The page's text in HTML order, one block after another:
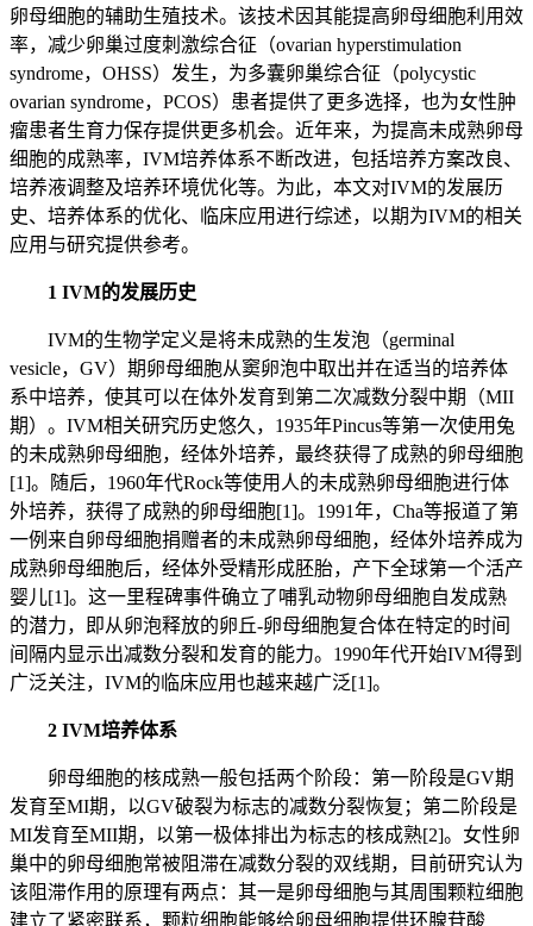
卵母细胞的辅助生殖技术。该技术因其能提高卵母细胞利用效
率，减少卵巢过度刺激综合征（ovarian hyperstimulation
syndrome，OHSS）发生，为多囊卵巢综合征（polycystic
ovarian syndrome，PCOS）患者提供了更多选择，也为女性肿
瘤患者生育力保存提供更多机会。近年来，为提高未成熟卵母
细胞的成熟率，IVM培养体系不断改进，包括培养方案改良、
培养液调整及培养环境优化等。为此，本文对IVM的发展历
史、培养体系的优化、临床应用进行综述，以期为IVM的相关
应用与研究提供参考。
1 IVM的发展历史
IVM的生物学定义是将未成熟的生发泡（germinal
vesicle，GV）期卵母细胞从窦卵泡中取出并在适当的培养体
系中培养，使其可以在体外发育到第二次减数分裂中期（MII
期）。IVM相关研究历史悠久，1935年Pincus等第一次使用兔
的未成熟卵母细胞，经体外培养，最终获得了成熟的卵母细胞
[1]。随后，1960年代Rock等使用人的未成熟卵母细胞进行体
外培养，获得了成熟的卵母细胞[1]。1991年，Cha等报道了第
一例来自卵母细胞捐赠者的未成熟卵母细胞，经体外培养成为
成熟卵母细胞后，经体外受精形成胚胎，产下全球第一个活产
婴儿[1]。这一里程碑事件确立了哺乳动物卵母细胞自发成熟
的潜力，即从卵泡释放的卵丘-卵母细胞复合体在特定的时间
间隔内显示出减数分裂和发育的能力。1990年代开始IVM得到
广泛关注，IVM的临床应用也越来越广泛[1]。
2 IVM培养体系
卵母细胞的核成熟一般包括两个阶段：第一阶段是GV期
发育至MI期，以GV破裂为标志的减数分裂恢复；第二阶段是
MI发育至MII期，以第一极体排出为标志的核成熟[2]。女性卵
巢中的卵母细胞常被阻滞在减数分裂的双线期，目前研究认为
该阻滞作用的原理有两点：其一是卵母细胞与其周围颗粒细胞
建立了紧密联系，颗粒细胞能够给卵母细胞提供环腺苷酸